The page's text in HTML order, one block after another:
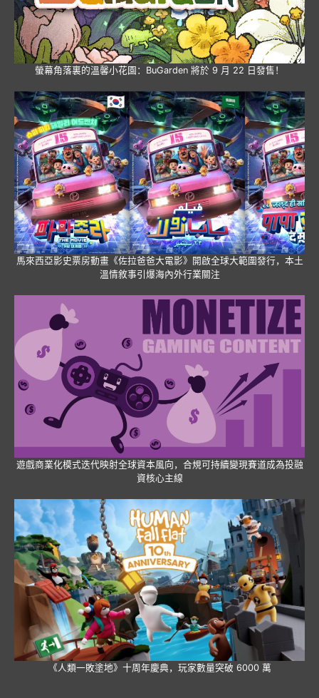
螢幕角落裏的溫馨小花園：BuGarden 將於 9 月 22 日發售！
馬來西亞影史票房動畫《佐拉爸爸大電影》開啟全球大範圍發行，本土
溫情敘事引爆海內外行業關注
遊戲商業化模式迭代映射全球資本風向，合規可持續變現賽道成為投融
資核心主線
《人類一敗塗地》十周年慶典，玩家數量突破 6000 萬